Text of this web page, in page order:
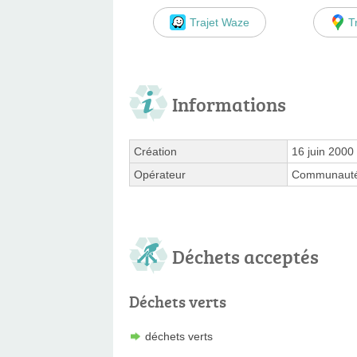
Trajet Waze
Informations
Création
16 juin 2000
Opérateur
Déchets acceptés
Déchets verts
déchets verts